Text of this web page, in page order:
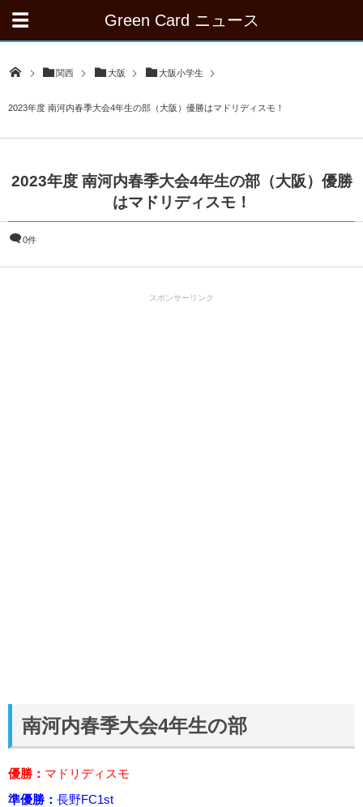
Green Card ニュース
関西 大阪 大阪小学生
2023年度 南河内春季大会4年生の部（大阪）優勝はマドリディスモ！
2023年度 南河内春季大会4年生の部（大阪）優勝
はマドリディスモ！
0件
スポンサーリンク
南河内春季大会4年生の部
優勝： マドリディスモ
準優勝： 長野FC1st